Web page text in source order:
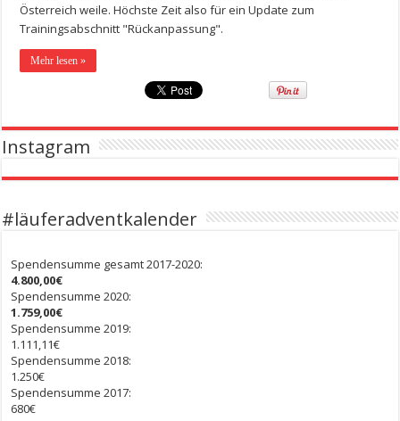
Österreich weile. Höchste Zeit also für ein Update zum
Trainingsabschnitt "Rückanpassung".
Mehr lesen »
Instagram
#läuferadventkalender
Spendensumme gesamt 2017-2020:
4.800,00€
Spendensumme 2020:
1.759,00€
Spendensumme 2019:
1.111,11€
Spendensumme 2018:
1.250€
Spendensumme 2017:
680€